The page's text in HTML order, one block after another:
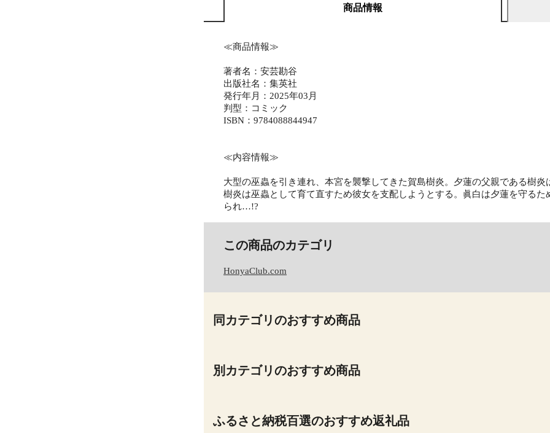
商品情報
≪商品情報≫
著者名：安芸勘谷
出版社名：集英社
発行年月：2025年03月
判型：コミック
ISBN：9784088844947
≪内容情報≫
大型の巫蟲を引き連れ、本宮を襲撃してきた賀島樹炎。夕蓮の父親である樹
樹炎は巫蟲として育て直すため彼女を支配しようとする。眞白は夕蓮を守る
られ…!?
この商品のカテゴリ
HonyaClub.com
同カテゴリのおすすめ商品
別カテゴリのおすすめ商品
ふるさと納税百選のおすすめ返礼品